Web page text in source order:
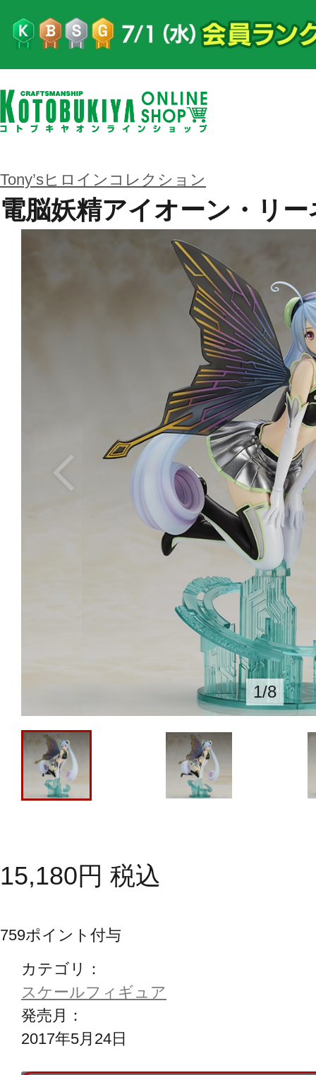
Tony’sヒロインコレクション
電脳妖精アイオーン・リー
1/8
15,180円 税込
759ポイント付与
カテゴリ：
スケールフィギュア
発売月：
2017年5月24日